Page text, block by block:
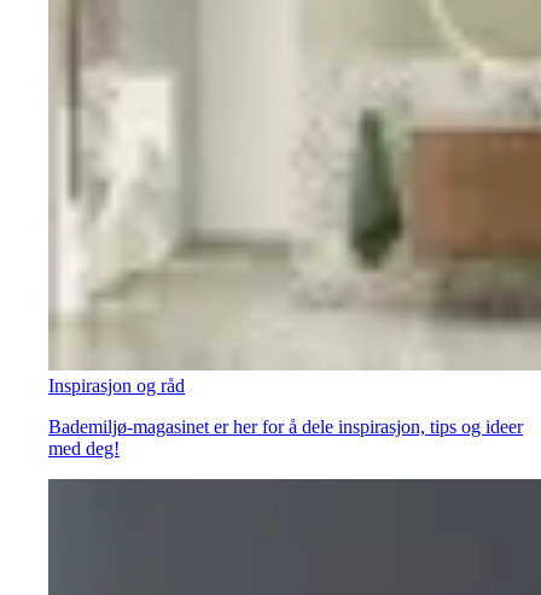
Inspirasjon og råd
Bademiljø-magasinet er her for å dele inspirasjon, tips og ideer
med deg!